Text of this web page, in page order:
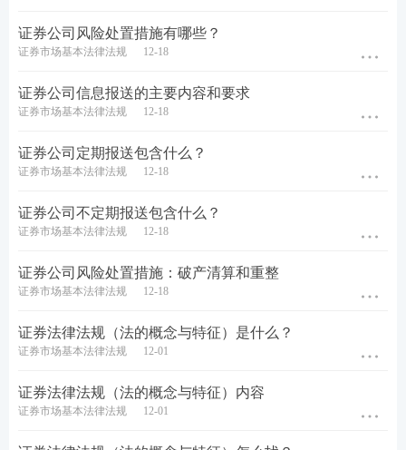
证券公司风险处置措施有哪些？
证券市场基本法律法规 12-18
证券公司信息报送的主要内容和要求
证券市场基本法律法规 12-18
证券公司定期报送包含什么？
证券市场基本法律法规 12-18
证券公司不定期报送包含什么？
证券市场基本法律法规 12-18
证券公司风险处置措施：破产清算和重整
证券市场基本法律法规 12-18
证券法律法规（法的概念与特征）是什么？
证券市场基本法律法规 12-01
证券法律法规（法的概念与特征）内容
证券市场基本法律法规 12-01